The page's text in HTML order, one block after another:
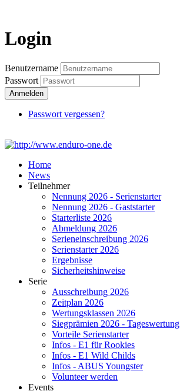
Login
Benutzername
Passwort
Anmelden
Passwort vergessen?
Home
News
Teilnehmer
Nennung 2026 - Serienstarter
Nennung 2026 - Gaststarter
Starterliste 2026
Abmeldung 2026
Serieneinschreibung 2026
Serienstarter 2026
Ergebnisse
Sicherheitshinweise
Serie
Ausschreibung 2026
Zeitplan 2026
Wertungsklassen 2026
Siegprämien 2026 - Tageswertung
Vorteile Serienstarter
Infos - E1 für Rookies
Infos - E1 Wild Childs
Infos - ABUS Youngster
Volunteer werden
Events